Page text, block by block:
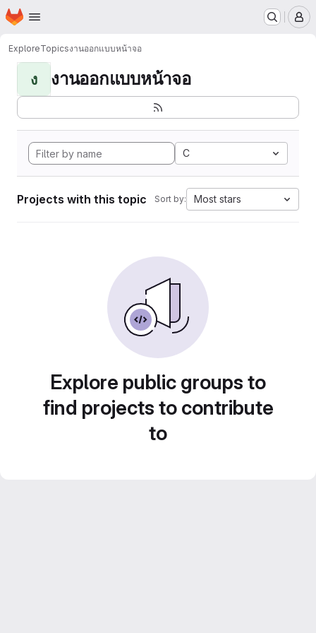
Skip to main content
Homepage
ExploreTopicsงานออกแบบหน้าจอ
ง งานออกแบบหน้าจอ
C
Projects with this topic Sort by: Most stars
Explore public groups to
find projects to contribute
to